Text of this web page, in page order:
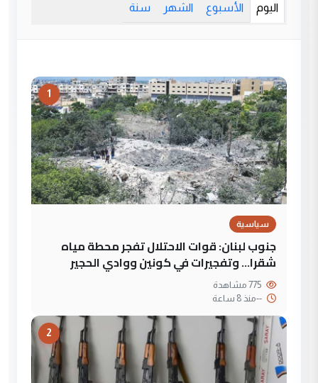
اليوم الأسبوع الشهر سنة
1
سياسية
جنوب لبنان: قوات الاحتلال تفجر محطة مياه
شقرا… وتفجيرات في كونين ووادي الحجير
--منذ 8 ساعة
2